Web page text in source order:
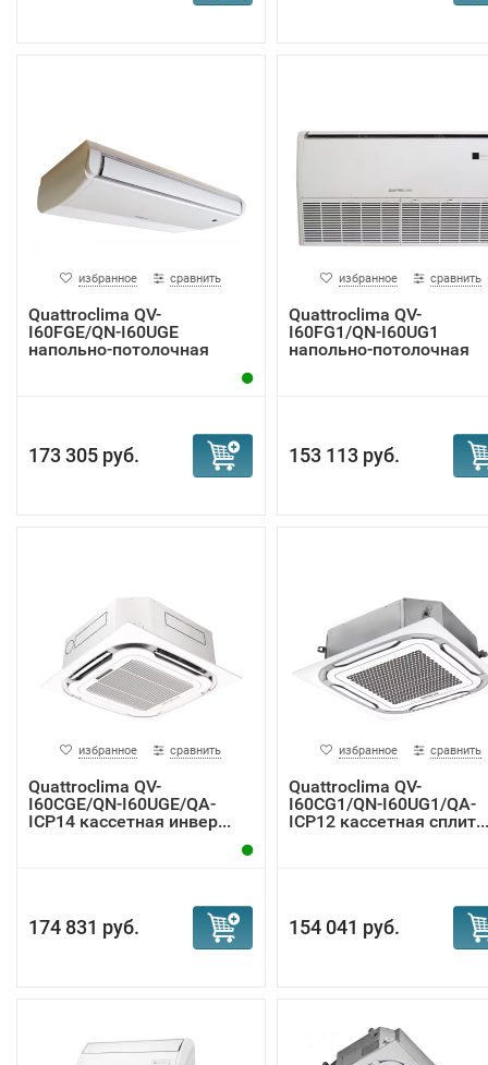
избранное сравнить
Quattroclima QV-
I60FGE/QN-I60UGE
напольно-потолочная
173 305 руб.
избранное сравнить
Quattroclima QV-
I60FG1/QN-I60UG1
напольно-потолочная
153 113 руб.
избранное сравнить
Quattroclima QV-
I60CGE/QN-I60UGE/QA-
ICP14 кассетная инвер...
174 831 руб.
избранное сравнить
Quattroclima QV-
I60CG1/QN-I60UG1/QA-
ICP12 кассетная сплит...
154 041 руб.